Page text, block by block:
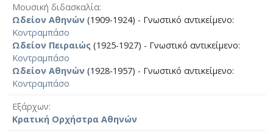
Μουσική διδασκαλία
Ωδείον Αθηνών (1909-1924) - Γνωστικό αντικείμενο:
Κοντραμπάσο
Ωδείον Πειραιώς (1925-1927) - Γνωστικό αντικείμενο:
Κοντραμπάσο
Ωδείον Αθηνών (1928-1957) - Γνωστικό αντικείμενο:
Κοντραμπάσο
Εξάρχων
Κρατική Ορχήστρα Αθηνών